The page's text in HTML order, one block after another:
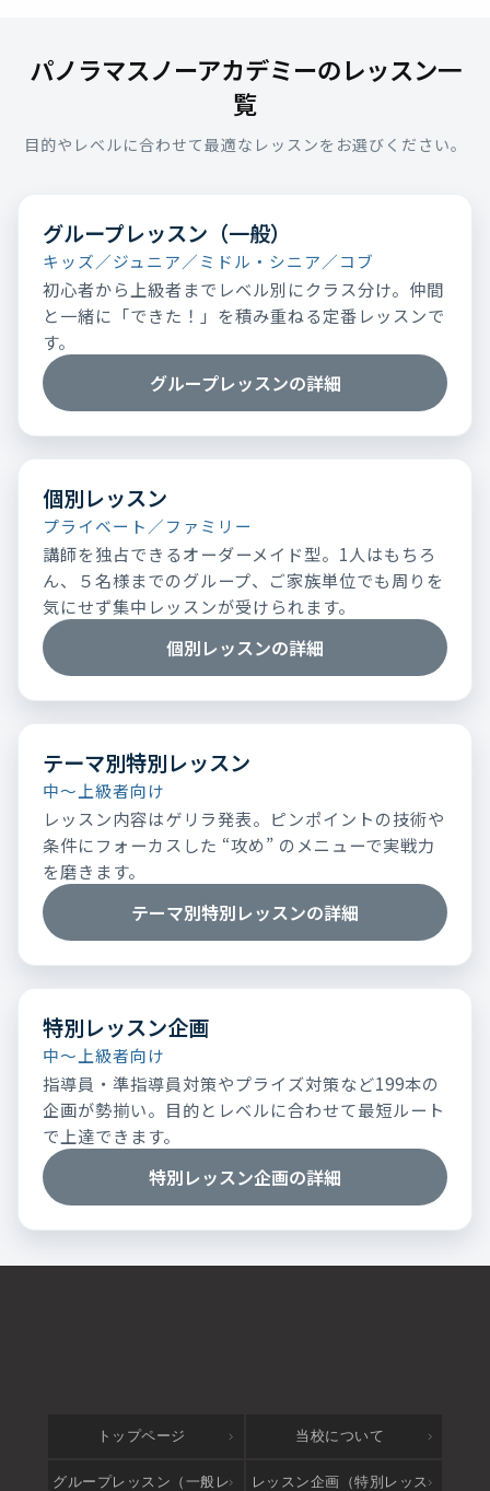
パノラマスノーアカデミーのレッスン一
覧
目的やレベルに合わせて最適なレッスンをお選びください。
グループレッスン（一般）
キッズ／ジュニア／ミドル・シニア／コブ
初心者から上級者までレベル別にクラス分け。仲間
と一緒に「できた！」を積み重ねる定番レッスンで
す。
グループレッスンの詳細
個別レッスン
プライベート／ファミリー
講師を独占できるオーダーメイド型。1人はもちろ
ん、５名様までのグループ、ご家族単位でも周りを
気にせず集中レッスンが受けられます。
個別レッスンの詳細
テーマ別特別レッスン
中～上級者向け
レッスン内容はゲリラ発表。ピンポイントの技術や
条件にフォーカスした “攻め” のメニューで実戦力
を磨きます。
テーマ別特別レッスンの詳細
特別レッスン企画
中～上級者向け
指導員・準指導員対策やプライズ対策など199本の
企画が勢揃い。目的とレベルに合わせて最短ルート
で上達できます。
特別レッスン企画の詳細
トップページ 当校について
グループレッスン（一般レ レッスン企画（特別レッス